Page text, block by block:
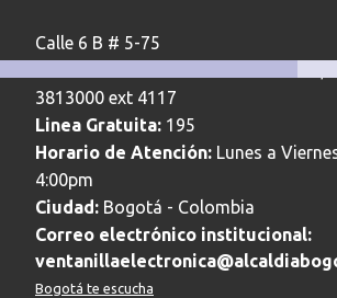
Calle 6 B # 5-75
3813000 ext 4117
Linea Gratuita: 195
Horario de Atención: Lunes a
4:00pm
Ciudad: Bogotá - Colombia
Correo electrónico institucional:
Bogotá te escucha